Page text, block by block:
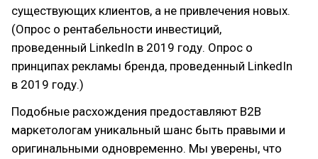
существующих клиентов, а не привлечения новых.
(Опрос о рентабельности инвестиций,
проведенный LinkedIn в 2019 году. Опрос о
принципах рекламы бренда, проведенный LinkedIn
в 2019 году.)
Подобные расхождения предоставляют В2В
маркетологам уникальный шанс быть правыми и
оригинальными одновременно. Мы уверены, что